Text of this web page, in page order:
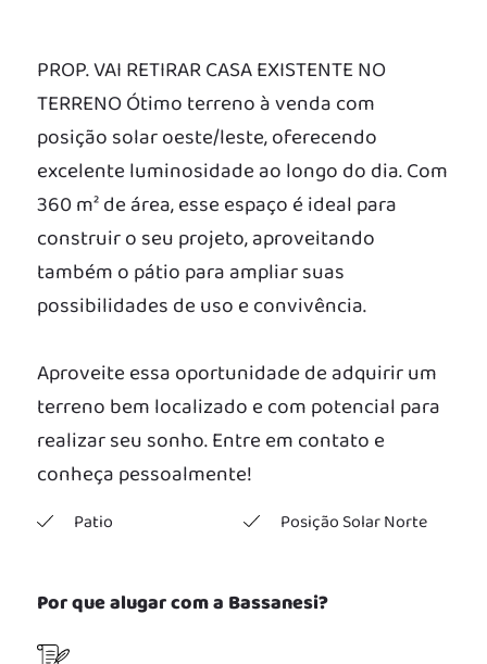
PROP. VAI RETIRAR CASA EXISTENTE NO
TERRENO Ótimo terreno à venda com
posição solar oeste/leste, oferecendo
excelente luminosidade ao longo do dia. Com
360 m² de área, esse espaço é ideal para
construir o seu projeto, aproveitando
também o pátio para ampliar suas
possibilidades de uso e convivência.
Aproveite essa oportunidade de adquirir um
terreno bem localizado e com potencial para
realizar seu sonho. Entre em contato e
conheça pessoalmente!
Patio Posição Solar Norte
Por que alugar com a Bassanesi?